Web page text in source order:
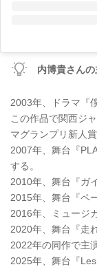
内博貴さん
2003年、ドラマ『
この作品で関西ジ
マグランプリ新人賞
2007年、舞台『
する。
2010年、舞台『ガ
2015年、舞台『ペ
2016年、ミュージ
2020年、舞台『走
2022年の同作で主
2025年、舞台『